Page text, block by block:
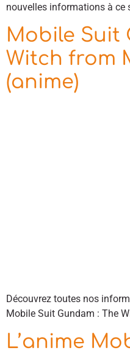
nouvelles informations à ce
Mobile Suit
Witch from
(anime)
Découvrez toutes nos
Mobile Suit Gundam : The
L’anime